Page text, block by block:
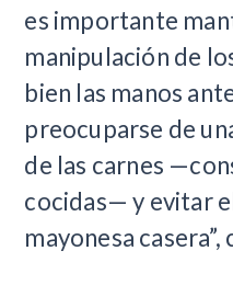
es importante
manipulación de
bien las manos
preocuparse de
de las carnes
cocidas— y evitar
mayonesa